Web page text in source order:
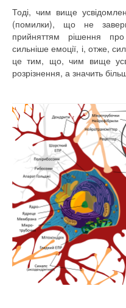
Тоді, чим вище
(помилки), що не
прийняттям рішення
сильніше емоції, і, отже,
це тим, що,чим вище
розрізнення, а значить